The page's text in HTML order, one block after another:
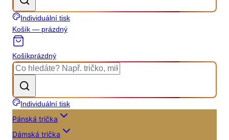
Individuální tisk
Košík — prázdný
Košíkprázdný
Individuální tisk
Pánská trička
Dámská trička